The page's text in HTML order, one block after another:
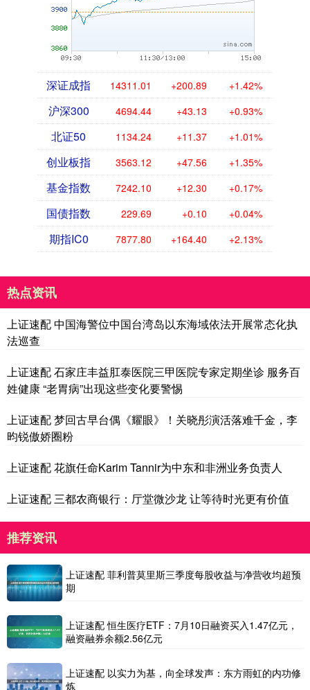
深证成指 14311.01 +200.89 +1.42%
沪深300 4694.44 +43.13 +0.93%
北证50 1134.24 +11.37 +1.01%
创业板指 3563.12 +47.56 +1.35%
基金指数 7242.10 +12.30 +0.17%
国债指数 229.69 +0.10 +0.04%
期指IC0 7877.80 +164.40 +2.13%
热点资讯
上证速配 中国海警位中国台湾岛以东海域依法开展常态化执
法巡查
上证速配 石家庄丰益肛泰医院三甲医院专家定期坐诊 服务百
姓健康 “老胃病”出现这些变化要警惕
上证速配 梦回古早台偶《耀眼》！关晓彤演活落难千金，李
昀锐傲娇圈粉
上证速配 花旗任命Karim Tannir为中东和非洲业务负责人
上证速配 三都农商银行：厅堂微沙龙 让等待时光更有价值
推荐资讯
上证速配 菲利普莫里斯三季度每股收益与净营收均超预
期
上证速配 恒生医疗ETF：7月10日融资买入1.47亿元，
融资融券余额2.56亿元
上证速配 以实力为基，向全球发声：东方雨虹的内功修
炼